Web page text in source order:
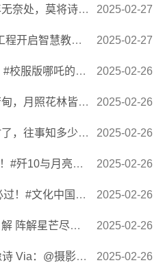
祝苍华。 摄影｜赵梦含 2025-02-27
代 http://t.cn/A61jesf5 2025-02-27
天倒计时#，校服版哪吒前来祝福，... 2025-02-26
似霰。 摄影｜蓝猫同学 2025-02-26
少 摄影｜蓝猫同学 2025-02-26
，空军某部组织飞行训练，战机... 2025-02-26
#用成语表达四六级查分心情#：稳... 2025-02-26
雾消。 摄影｜蓝猫同学 2025-02-26
：@摄影日课 2025-02-26